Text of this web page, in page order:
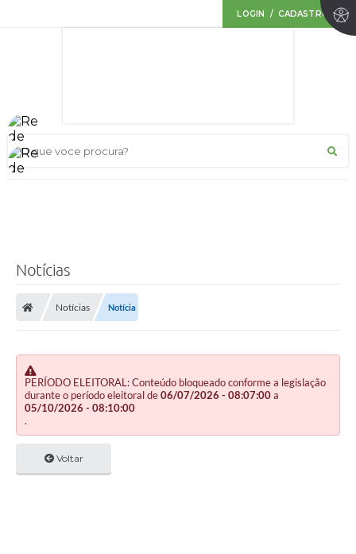
LOGIN / CADASTRO
O que voce procura?
Notícias
Notícias Notícia
PERÍODO ELEITORAL: Conteúdo bloqueado conforme a legislação
durante o período eleitoral de06/07/2026 - 08:07:00a
05/10/2026 - 08:10:00
.
Voltar